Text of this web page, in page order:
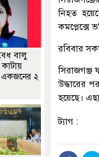
নিহত
কমপ্লেক্সে
রবিবার
সিরাজগঞ্জ
উদ্ধারের
হয়েছে।
ট্যাগ :
বালু
একজনের ২